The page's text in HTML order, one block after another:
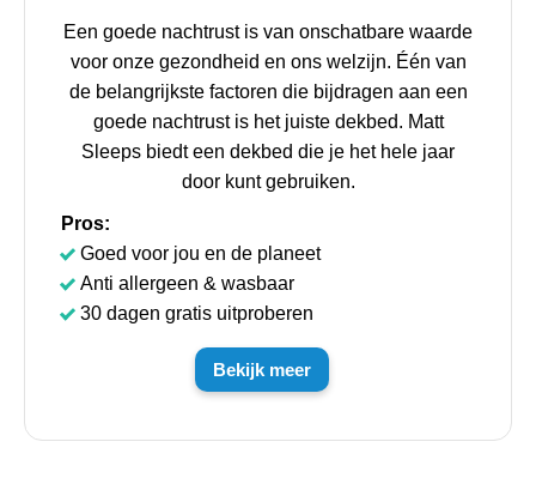
Een goede nachtrust is van onschatbare waarde
voor onze gezondheid en ons welzijn. Één van
de belangrijkste factoren die bijdragen aan een
goede nachtrust is het juiste dekbed. Matt
Sleeps biedt een dekbed die je het hele jaar
door kunt gebruiken.
Pros:
Goed voor jou en de planeet
Anti allergeen & wasbaar
30 dagen gratis uitproberen
Bekijk meer